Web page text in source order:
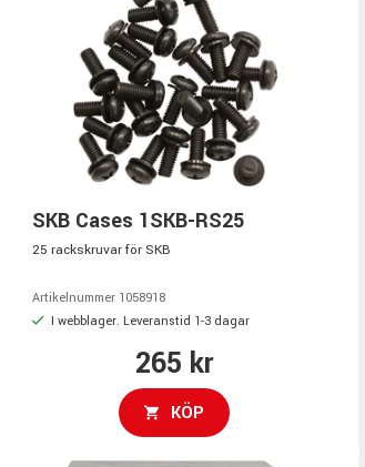
SKB Cases 1SKB-RS25
25 rackskruvar för SKB
Artikelnummer 1058918
I webblager. Leveranstid 1-3 dagar
265 kr
KÖP